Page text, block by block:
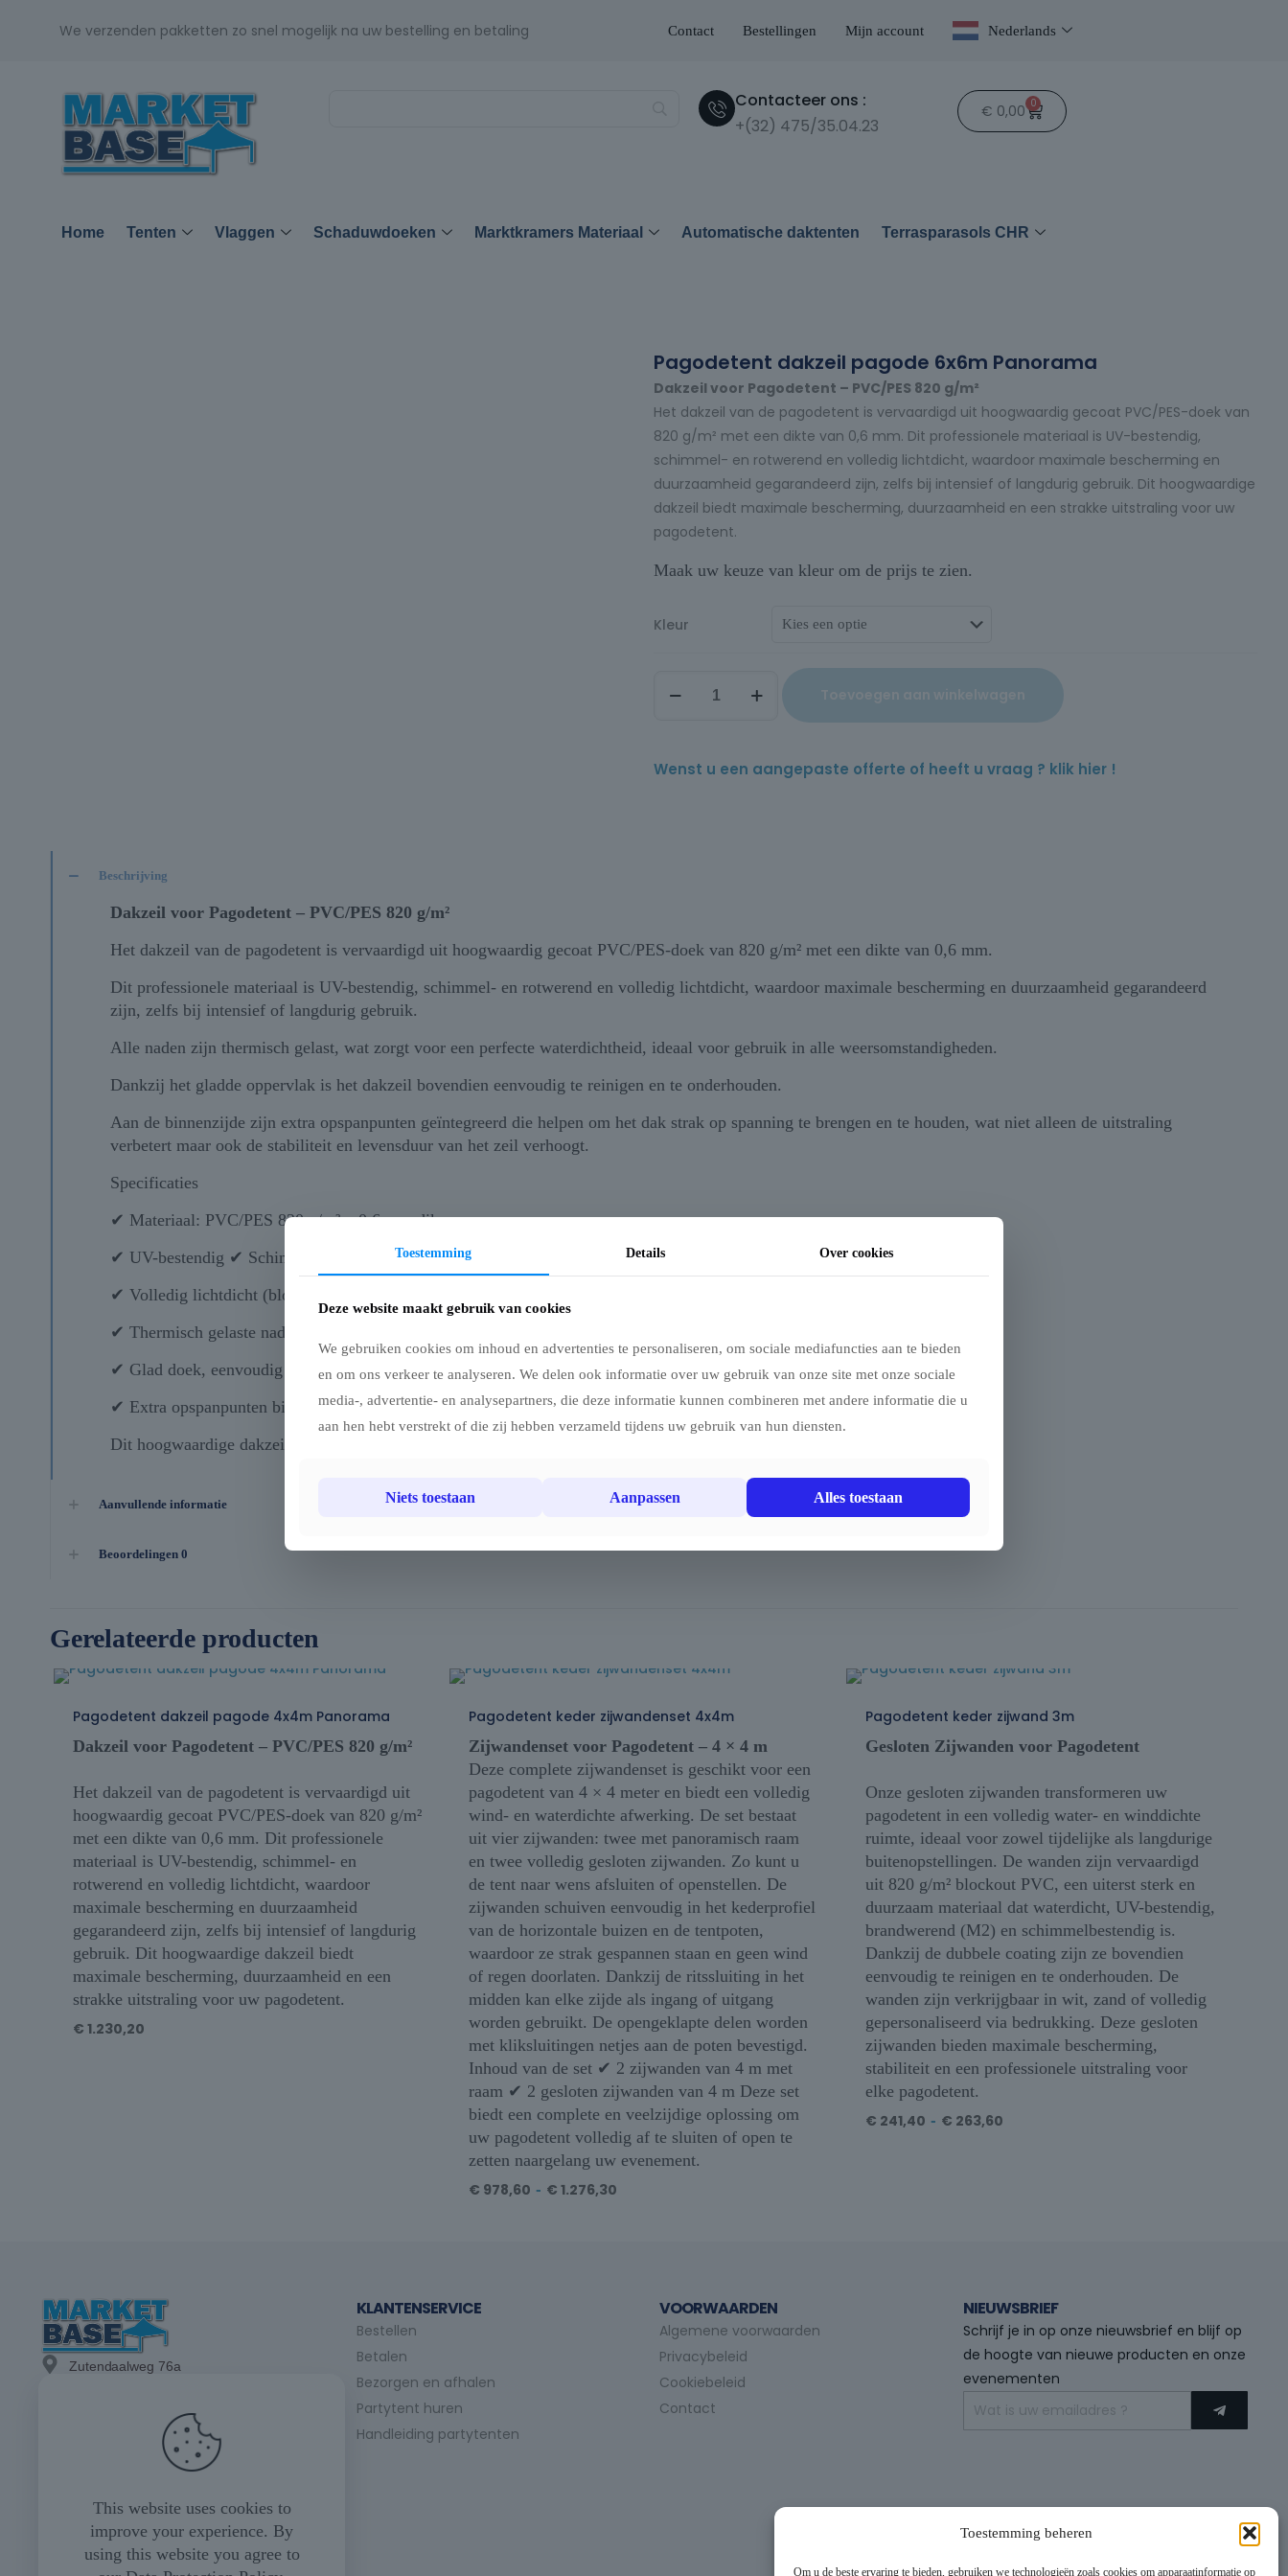
Toestemming beheren
Om u de beste ervaring te bieden, gebruiken we technologieën zoals cookies om apparaatinformatie op
We verzenden pakketten zo snel mogelijk na uw bestelling en betaling Contact Bestellingen Mijn account Nederlands
Contacteer ons :
+(32) 475/35.04.23
€ 0,00 0
Home Tenten Vlaggen Schaduwdoeken Marktkramers Materiaal Automatische daktenten Terrasparasols CHR
Pagodetent dakzeil pagode 6x6m Panorama
Dakzeil voor Pagodetent – PVC/PES 820 g/m²
Het dakzeil van de pagodetent is vervaardigd uit hoogwaardig gecoat PVC/PES-doek van
820 g/m² met een dikte van 0,6 mm. Dit professionele materiaal is UV-bestendig,
schimmel- en rotwerend en volledig lichtdicht, waardoor maximale bescherming en
duurzaamheid gegarandeerd zijn, zelfs bij intensief of langdurig gebruik. Dit hoogwaardige
dakzeil biedt maximale bescherming, duurzaamheid en een strakke uitstraling voor uw
pagodetent.
Maak uw keuze van kleur om de prijs te zien.
Kleur
Wenst u een aangepaste offerte of heeft u vraag ? klik hier !
Beschrijving
Dakzeil voor Pagodetent – PVC/PES 820 g/m²
Het dakzeil van de pagodetent is vervaardigd uit hoogwaardig gecoat PVC/PES-doek van 820 g/m² met een dikte van 0,6 mm.
Dit professionele materiaal is UV-bestendig, schimmel- en rotwerend en volledig lichtdicht, waardoor maximale bescherming en duurzaamheid gegarandeerd
zijn, zelfs bij intensief of langdurig gebruik.
Alle naden zijn thermisch gelast, wat zorgt voor een perfecte waterdichtheid, ideaal voor gebruik in alle weersomstandigheden.
Dankzij het gladde oppervlak is het dakzeil bovendien eenvoudig te reinigen en te onderhouden.
Aan de binnenzijde zijn extra opspanpunten geïntegreerd die helpen om het dak strak op spanning te brengen en te houden, wat niet alleen de uitstraling
verbetert maar ook de stabiliteit en levensduur van het zeil verhoogt.
Specificaties
✔ Materiaal: PVC/PES 820 g/m² – 0,6 mm dik
✔ UV-bestendig ✔ Schimmel- en rotwerend
✔ Volledig lichtdicht (blockout)
✔ Thermisch gelaste naden voor optimale waterdichtheid
✔ Glad doek, eenvoudig te reinigen
✔ Extra opspanpunten binnenin voor optimale dakspanning
Dit hoogwaardige dakzeil biedt maximale bescherming, duurzaamheid en een strakke uitstraling voor uw pagodetent.
Aanvullende informatie
Beoordelingen 0
Gerelateerde producten
Pagodetent dakzeil pagode 4x4m Panorama
Dakzeil voor Pagodetent – PVC/PES 820 g/m²
Het dakzeil van de pagodetent is vervaardigd uit
hoogwaardig gecoat PVC/PES-doek van 820 g/m²
met een dikte van 0,6 mm. Dit professionele
materiaal is UV-bestendig, schimmel- en
rotwerend en volledig lichtdicht, waardoor
maximale bescherming en duurzaamheid
gegarandeerd zijn, zelfs bij intensief of langdurig
gebruik. Dit hoogwaardige dakzeil biedt
maximale bescherming, duurzaamheid en een
strakke uitstraling voor uw pagodetent.
€ 1.230,20
Pagodetent keder zijwandenset 4x4m
Zijwandenset voor Pagodetent – 4 × 4 m
Deze complete zijwandenset is geschikt voor een
pagodetent van 4 × 4 meter en biedt een volledig
wind- en waterdichte afwerking. De set bestaat
uit vier zijwanden: twee met panoramisch raam
en twee volledig gesloten zijwanden. Zo kunt u
de tent naar wens afsluiten of openstellen. De
zijwanden schuiven eenvoudig in het kederprofiel
van de horizontale buizen en de tentpoten,
waardoor ze strak gespannen staan en geen wind
of regen doorlaten. Dankzij de ritssluiting in het
midden kan elke zijde als ingang of uitgang
worden gebruikt. De opengeklapte delen worden
met kliksluitingen netjes aan de poten bevestigd.
Inhoud van de set ✔ 2 zijwanden van 4 m met
raam ✔ 2 gesloten zijwanden van 4 m Deze set
biedt een complete en veelzijdige oplossing om
uw pagodetent volledig af te sluiten of open te
zetten naargelang uw evenement.
€ 978,60 - € 1.276,30
Pagodetent keder zijwand 3m
Gesloten Zijwanden voor Pagodetent
Onze gesloten zijwanden transformeren uw
pagodetent in een volledig water- en winddichte
ruimte, ideaal voor zowel tijdelijke als langdurige
buitenopstellingen. De wanden zijn vervaardigd
uit 820 g/m² blockout PVC, een uiterst sterk en
duurzaam materiaal dat waterdicht, UV-bestendig,
brandwerend (M2) en schimmelbestendig is.
Dankzij de dubbele coating zijn ze bovendien
eenvoudig te reinigen en te onderhouden. De
wanden zijn verkrijgbaar in wit, zand of volledig
gepersonaliseerd via bedrukking. Deze gesloten
zijwanden bieden maximale bescherming,
stabiliteit en een professionele uitstraling voor
elke pagodetent.
€ 241,40 - € 263,60
Zutendaalweg 76a
info@marketbase.be
+(32) 89/49.21.15
+(32) 475/24.98.07
+(32) 475/35.04.23
KLANTENSERVICE
Bestellen
Betalen
Bezorgen en afhalen
Partytent huren
Handleiding partytenten
VOORWAARDEN
Algemene voorwaarden
Privacybeleid
Cookiebeleid
Contact
NIEUWSBRIEF
Schrijf je in op onze nieuwsbrief en blijf op
de hoogte van nieuwe producten en onze
evenementen
This website uses cookies to
improve your experience. By
using this website you agree to
Toestemming Details Over cookies
Deze website maakt gebruik van cookies
We gebruiken cookies om inhoud en advertenties te personaliseren, om sociale mediafuncties aan te bieden
en om ons verkeer te analyseren. We delen ook informatie over uw gebruik van onze site met onze sociale
media-, advertentie- en analysepartners, die deze informatie kunnen combineren met andere informatie die u
aan hen hebt verstrekt of die zij hebben verzameld tijdens uw gebruik van hun diensten.
Niets toestaan Aanpassen Alles toestaan